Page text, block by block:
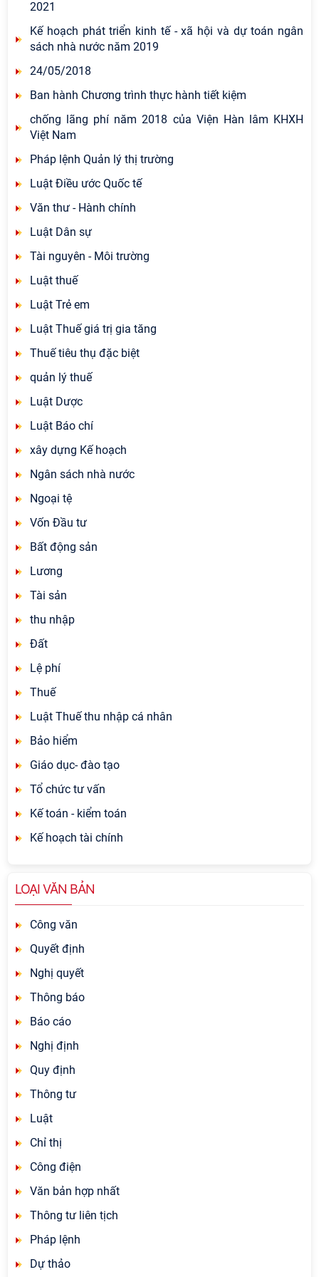
2021
Kế hoạch phát triển kinh tế - xã hội và dự toán ngân
sách nhà nước năm 2019
24/05/2018
Ban hành Chương trình thực hành tiết kiệm
chống lãng phí năm 2018 của Viện Hàn lâm KHXH
Việt Nam
Pháp lệnh Quản lý thị trường
Luật Điều ước Quốc tế
Văn thư - Hành chính
Luật Dân sự
Tài nguyên - Môi trường
Luật thuế
Luật Trẻ em
Luật Thuế giá trị gia tăng
Thuế tiêu thụ đặc biệt
quản lý thuế
Luật Dược
Luật Báo chí
xây dựng Kế hoạch
Ngân sách nhà nước
Ngoại tệ
Vốn Đầu tư
Bất động sản
Lương
Tài sản
thu nhập
Đất
Lệ phí
Thuế
Luật Thuế thu nhập cá nhân
Bảo hiểm
Giáo dục- đào tạo
Tổ chức tư vấn
Kế toán - kiểm toán
Kế hoạch tài chính
LOẠI VĂN BẢN
Công văn
Quyết định
Nghị quyết
Thông báo
Báo cáo
Nghị định
Quy định
Thông tư
Luật
Chỉ thị
Công điện
Văn bản hợp nhất
Thông tư liên tịch
Pháp lệnh
Dự thảo